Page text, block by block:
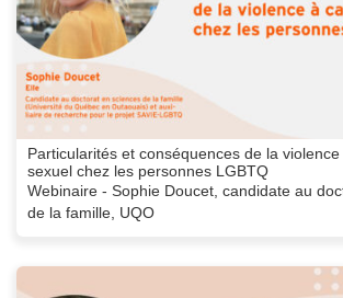
Particularités et conséquences de la
sexuel chez les personnes LGBTQ
Webinaire - Sophie Doucet, candidate au
de la famille, UQO